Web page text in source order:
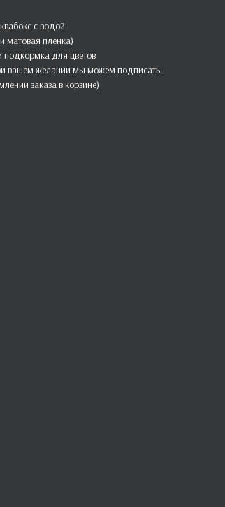
с водой
матовая пленка)
подкормка для цветов
вашем желании мы можем подписать
заказа в корзине)